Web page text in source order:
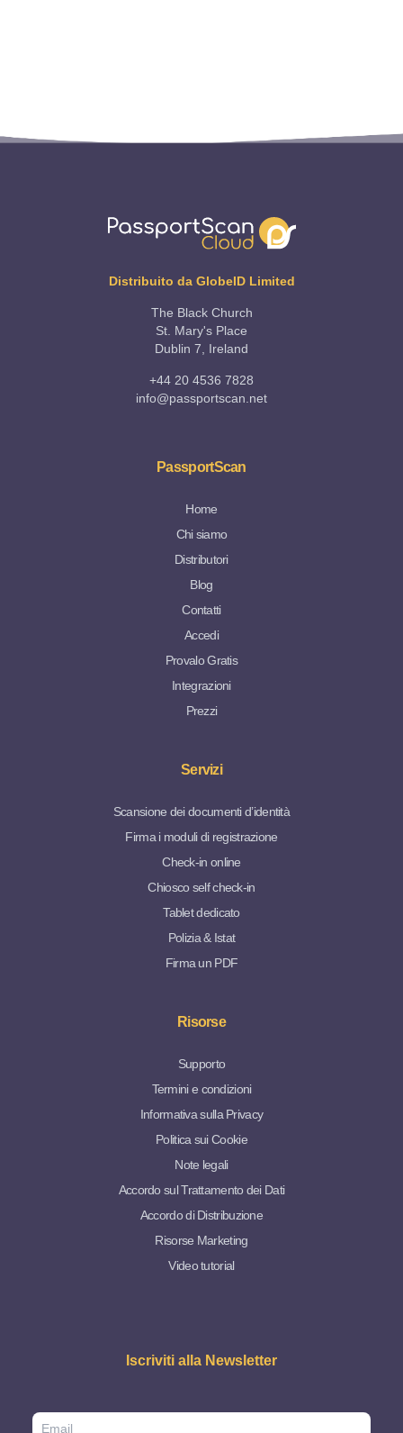
Distribuito da GlobeID Limited
The Black Church
St. Mary's Place
Dublin 7, Ireland
+44 20 4536 7828
info@passportscan.net
PassportScan
Home
Chi siamo
Distributori
Blog
Contatti
Accedi
Provalo Gratis
Integrazioni
Prezzi
Servizi
Scansione dei documenti d’identità
Firma i moduli di registrazione
Check-in online
Chiosco self check-in
Tablet dedicato
Polizia & Istat
Firma un PDF
Risorse
Supporto
Termini e condizioni
Informativa sulla Privacy
Politica sui Cookie
Note legali
Accordo sul Trattamento dei Dati
Accordo di Distribuzione
Risorse Marketing
Video tutorial
Iscriviti alla Newsletter